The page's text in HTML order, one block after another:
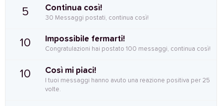
5 Continua così!
30 Messaggi postati, continua così!
10 Impossibile fermarti!
Congratulazioni hai postato 100 messaggi, continua così!
10 Così mi piaci!
I tuoi messaggi hanno avuto una reazione positiva per 25
volte.